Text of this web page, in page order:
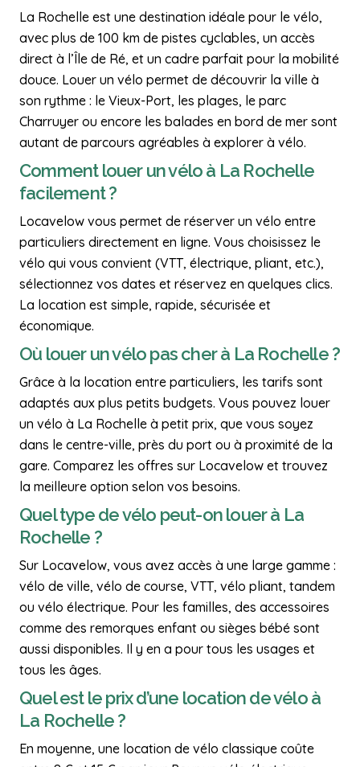
La Rochelle est une destination idéale pour le vélo,
avec plus de 100 km de pistes cyclables, un accès
direct à l’Île de Ré, et un cadre parfait pour la mobilité
douce. Louer un vélo permet de découvrir la ville à
son rythme : le Vieux-Port, les plages, le parc
Charruyer ou encore les balades en bord de mer sont
autant de parcours agréables à explorer à vélo.
Comment louer un vélo à La Rochelle
facilement ?
Locavelow vous permet de réserver un vélo entre
particuliers directement en ligne. Vous choisissez le
vélo qui vous convient (VTT, électrique, pliant, etc.),
sélectionnez vos dates et réservez en quelques clics.
La location est simple, rapide, sécurisée et
économique.
Où louer un vélo pas cher à La Rochelle ?
Grâce à la location entre particuliers, les tarifs sont
adaptés aux plus petits budgets. Vous pouvez louer
un vélo à La Rochelle à petit prix, que vous soyez
dans le centre-ville, près du port ou à proximité de la
gare. Comparez les offres sur Locavelow et trouvez
la meilleure option selon vos besoins.
Quel type de vélo peut-on louer à La
Rochelle ?
Sur Locavelow, vous avez accès à une large gamme :
vélo de ville, vélo de course, VTT, vélo pliant, tandem
ou vélo électrique. Pour les familles, des accessoires
comme des remorques enfant ou sièges bébé sont
aussi disponibles. Il y en a pour tous les usages et
tous les âges.
Quel est le prix d’une location de vélo à
La Rochelle ?
En moyenne, une location de vélo classique coûte